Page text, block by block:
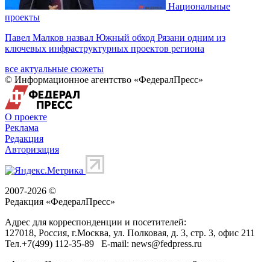
Национальные
проекты
Павел Малков назвал Южный обход Рязани одним из
ключевых инфраструктурных проектов региона
все актуальные сюжеты
© Информационное агентство «ФедералПресс»
О проекте
Реклама
Редакция
Авторизация
2007-2026 ©
Редакция «ФедералПресс»
Адрес для корреспонденции и посетителей:
127018, Россия, г.Москва, ул. Полковая, д. 3, стр. 3, офис 211
Тел.+7(499) 112-35-89 E-mail: news@fedpress.ru